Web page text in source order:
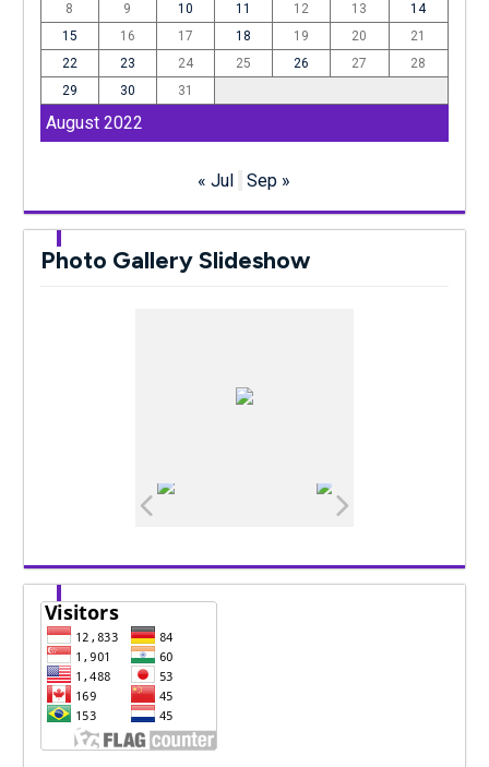
August 2022
8
9 10 11 12 13
14
15
16 17 18 19 20
21
22
23 24 25 26 27
28
29
30 31
« Jul Sep »
Photo Gallery Slideshow